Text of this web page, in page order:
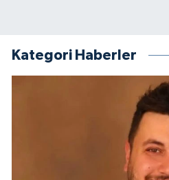
Kategori Haberler